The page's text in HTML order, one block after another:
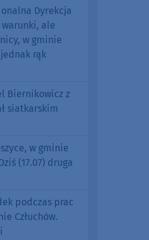
Dyrekcja
ale
w gminie
rąk
Biernikowicz z
siatkarskim
w gminie
(17.07) druga
podczas prac
Człuchów.